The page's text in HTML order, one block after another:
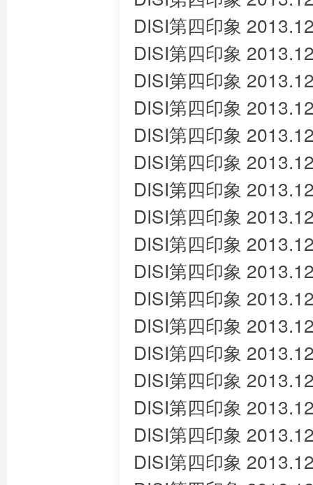
DISI第四印象
DISI第四印象
DISI第四印象
DISI第四印象
DISI第四印象
DISI第四印象
DISI第四印象
DISI第四印象
DISI第四印象
DISI第四印象
DISI第四印象
DISI第四印象
DISI第四印象
DISI第四印象
DISI第四印象
DISI第四印象
DISI第四印象